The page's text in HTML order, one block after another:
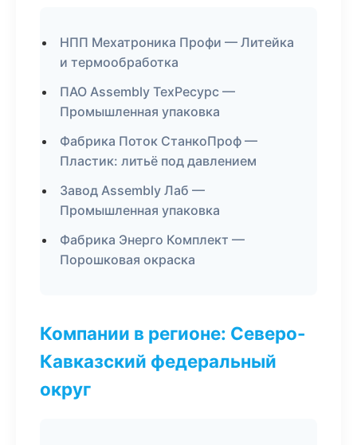
НПП Мехатроника Профи — Литейка
и термообработка
ПАО Assembly ТехРесурс —
Промышленная упаковка
Фабрика Поток СтанкоПроф —
Пластик: литьё под давлением
Завод Assembly Лаб —
Промышленная упаковка
Фабрика Энерго Комплект —
Порошковая окраска
Компании в регионе: Северо-
Кавказский федеральный
округ